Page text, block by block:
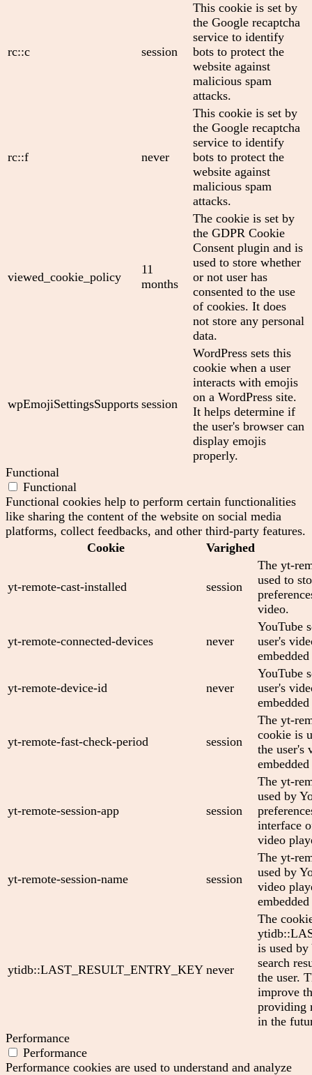
rc::c session
This cookie is set by
the Google recaptcha
service to identify
bots to protect the
website against
malicious spam
attacks.
rc::f never
This cookie is set by
the Google recaptcha
service to identify
bots to protect the
website against
malicious spam
attacks.
viewed_cookie_policy
11
months
The cookie is set by
the GDPR Cookie
Consent plugin and is
used to store whether
or not user has
consented to the use
of cookies. It does
not store any personal
data.
wpEmojiSettingsSupports session
WordPress sets this
cookie when a user
interacts with emojis
on a WordPress site.
It helps determine if
the user's browser can
display emojis
properly.
Functional
Functional
Functional cookies help to perform certain functionalities
like sharing the content of the website on social media
platforms, collect feedbacks, and other third-party features.
Cookie
Varighed
yt-remote-cast-installed session
The yt-
used to
video.
yt-remote-connected-devices never
YouTube
user's
yt-remote-device-id never
YouTube
user's
yt-remote-fast-check-period session
The yt-
cookie is
the user's
yt-remote-session-app session
The yt-
used by
interface
video
yt-remote-session-name session
The yt-
used by
video
ytidb::LAST_RESULT_ENTRY_KEY never
The
is used by
search
the user.
improve
providing
in the
Performance
Performance
Performance cookies are used to understand and analyze